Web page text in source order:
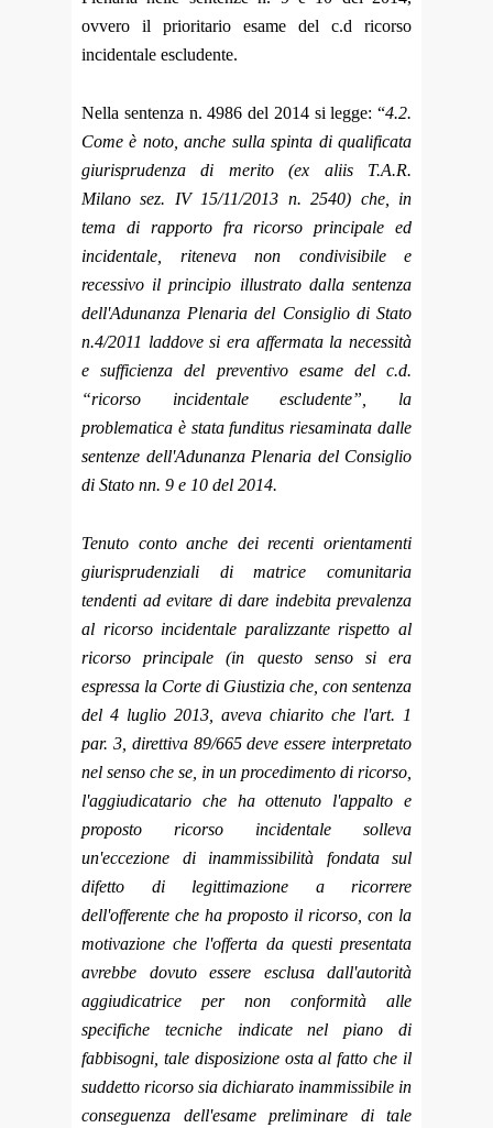
ovvero il prioritario esame del c.d ricorso
incidentale escludente.
Nella sentenza n. 4986 del 2014 si legge: “4.2.
Come è noto, anche sulla spinta di qualificata
giurisprudenza di merito (ex aliis T.A.R.
Milano sez. IV 15/11/2013 n. 2540) che, in
tema di rapporto fra ricorso principale ed
incidentale, riteneva non condivisibile e
recessivo il principio illustrato dalla sentenza
dell'Adunanza Plenaria del Consiglio di Stato
n.4/2011 laddove si era affermata la necessità
e sufficienza del preventivo esame del c.d.
“ricorso incidentale escludente”, la
problematica è stata funditus riesaminata dalle
sentenze dell'Adunanza Plenaria del Consiglio
di Stato nn. 9 e 10 del 2014.
Tenuto conto anche dei recenti orientamenti
giurisprudenziali di matrice comunitaria
tendenti ad evitare di dare indebita prevalenza
al ricorso incidentale paralizzante rispetto al
ricorso principale (in questo senso si era
espressa la Corte di Giustizia che, con sentenza
del 4 luglio 2013, aveva chiarito che l'art. 1
par. 3, direttiva 89/665 deve essere interpretato
nel senso che se, in un procedimento di ricorso,
l'aggiudicatario che ha ottenuto l'appalto e
proposto ricorso incidentale solleva
un'eccezione di inammissibilità fondata sul
difetto di legittimazione a ricorrere
dell'offerente che ha proposto il ricorso, con la
motivazione che l'offerta da questi presentata
avrebbe dovuto essere esclusa dall'autorità
aggiudicatrice per non conformità alle
specifiche tecniche indicate nel piano di
fabbisogni, tale disposizione osta al fatto che il
suddetto ricorso sia dichiarato inammissibile in
conseguenza dell'esame preliminare di tale